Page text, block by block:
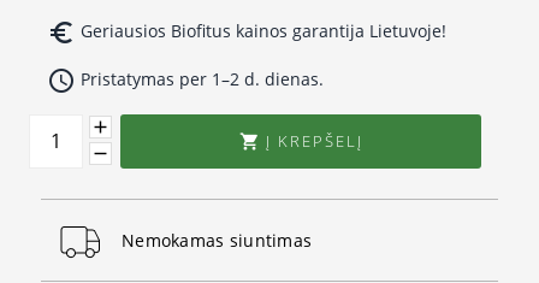
euro_symbol Geriausios Biofitus kainos garantija Lietuvoje!
access_time Pristatymas per 1–2 d. dienas.
 Į KREPŠELĮ
Nemokamas siuntimas